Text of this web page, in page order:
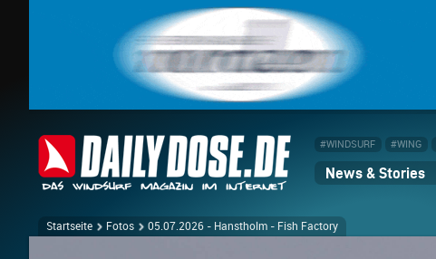
#WINDSURF #WING
News & Stories
Startseite Fotos 05.07.2026 - Hanstholm - Fish Factory